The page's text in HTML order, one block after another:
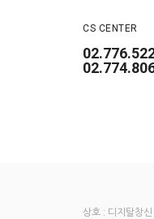
CS CENTER
상호 : 디지탈창